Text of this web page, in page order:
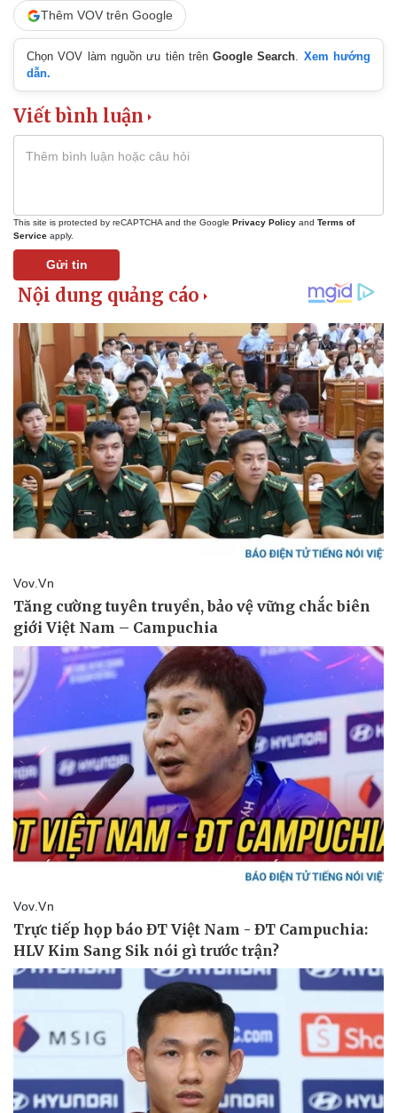
Doanh nghiệp
Thông tin doanh nghiệp
Doanh nghiệp 24h
Doanh nhân
Vì cộng đồng
Công nghệ
Sành điệu
Tin Công nghệ
Trải nghiệm
Chuyển đổi số
Thêm VOV trên Google
Chọn VOV làm nguồn ưu tiên trênGoogle Search. Xem hướng
dẫn.
Viết bình luận
This site is protected by reCAPTCHA and the Google Privacy Policy and Terms of
Service apply.
Gửi tin